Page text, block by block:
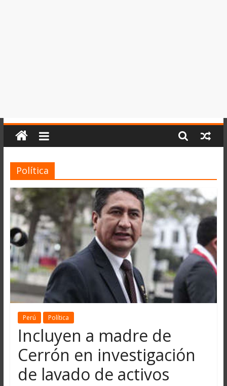
Política
Perú Política
Incluyen a madre de
Cerrón en investigación
de lavado de activos